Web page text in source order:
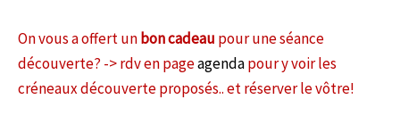
On vous a offert unbon cadeau pour une séance
découverte? -> rdv en pageagendapour y voir les
créneaux découverte proposés.. et réserver le vôtre!